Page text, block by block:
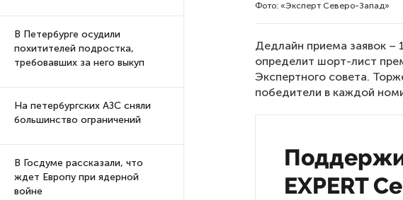
В Петербурге осудили
похитителей подростка,
требовавших за него выкуп
На петербургских АЗС сняли
большинство ограничений
В Госдуме рассказали, что
ждет Европу при ядерной
войне
Фото: «Эксперт Северо-Запад»
Дедлайн приема заявок –
определит шорт-лист
Экспертного совета.
победители в каждой
EXPERT